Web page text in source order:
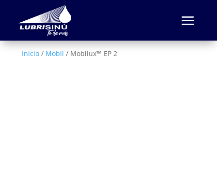
Inicio/ Mobil / Mobilux™ EP 2